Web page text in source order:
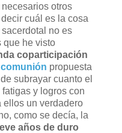
otros
cuál es la cosa
no es
que he visto
coparticipación
propuesta
subrayar cuanto el
y logros con
ellos un verdadero
como se decía, la
años de duro